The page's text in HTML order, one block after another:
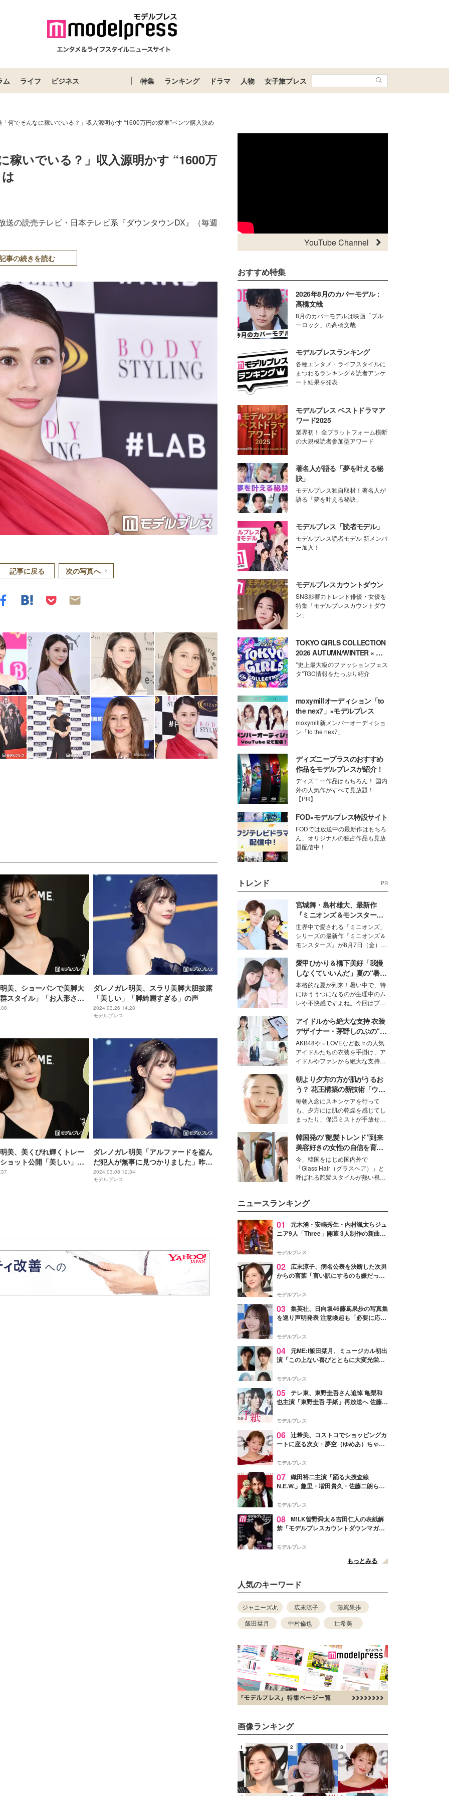
ム ライフ ビジネス 特集 ランキング ドラマ 人物 女子旅プレス
何でそんなに稼いでいる？」収入源明かす “1600万円の愛車”ベンツ購入決め
稼いでいる？」収入源明かす “1600万
の読売テレビ・日本テレビ系『ダウンタウンDX』（毎週
事の続きを読む
記事に戻る 次の写真へ
美、ショーパンで美脚大
スタイル」「お人形さん
ダレノガレ明美、スラリ美脚大胆披露
「美しい」「脚綺麗すぎる」の声
2024.03.26 14:28
モデルプレス
美、美くびれ輝くトレー
ョット公開「美しい」
」の声
ダレノガレ明美「アルファードを盗ん
だ犯人が無事に見つかりました」昨年
10月に盗難被害
2024.03.08 12:34
モデルプレス
YouTube Channel
おすすめ特集
2026年8月のカバーモデル：
高橋文哉
8月のカバーモデルは映画「ブル
ーロック」の高橋文哉
モデルプレスランキング
各種エンタメ・ライフスタイルに
まつわるランキング＆読者アンケ
ート結果を発表
モデルプレス ベストドラマア
ワード2025
業界初！ 全プラットフォーム横断
の大規模読者参加型アワード
著名人が語る「夢を叶える秘
訣」
モデルプレス独自取材！著名人が
語る「夢を叶える秘訣」
モデルプレス「読者モデル」
モデルプレス読者モデル 新メンバ
ー加入！
モデルプレスカウントダウン
SNS影響力トレンド俳優・女優を
特集「モデルプレスカウントダウ
ン」
TOKYO GIRLS COLLECTION
2026 AUTUMN/WINTER × モ
デルプレス
"史上最大級のファッションフェス
タ"TGC情報をたっぷり紹介
moxymillオーディション「to
the nex7」×モデルプレス
moxymill新メンバーオーディショ
ン「to the nex7」
ディズニープラスのおすすめ
作品をモデルプレスが紹介！
ディズニー作品はもちろん！ 国内
外の人気作がすべて見放題！
【PR】
FOD×モデルプレス特設サイト
FODでは放送中の最新作はもちろ
ん、オリジナルの独占作品も見放
題配信中！
トレンド PR
宮城舞・島村雄大、最新作
『ミニオンズ＆モンスター
ズ』の魅力熱弁 ハチャメチャ
だけじゃない“友情と絆”に感
動
世界中で愛される「ミニオンズ」
シリーズの最新作『ミニオンズ＆
モンスターズ』が8月7日（金）に
ニオン好き”という共通点を持つモ
デルの宮城舞と島村雄大の特別対
談をお届け！それぞれの視点か
ら、今作ならではの魅力や予想外
の感動をもたらす奥深いストーリ
ーについて熱く語り合ってもらっ
た。
愛甲ひかり＆橋下美好「我慢
しなくていいんだ」夏の“暑さ
対策”の新しい選択肢とは？
本格的な夏が到来！暑い中で、特
にゆううつになるのが生理中のム
レや不快感ですよね。今回はプラ
モデル・愛甲ひかりさんと橋下美
好さんを迎えて本音で女子会トー
ク。猛暑のお出かけを快適に過ご
すヒントや、2人が感動した夏の
生理の新常識にも迫りました。
アイドルから絶大な支持 衣装
デザイナー・茅野しのぶの“可
愛い”を作る美学＜「シチズン
クロスシー」インタビュー＞
AKB48や＝LOVEなど数々の人気
アイドルたちの衣装を手掛け、ア
イドルやファンから絶大な支持を
取締役兼クリエイティブディレク
ター・茅野しのぶ。一人ひとりの
個性に寄り添い、魅力を引き出す
衣装作りは、多くの女性たちに勇
気と自信を与え続けている。
朝より夕方の方が肌がうるお
う？ 花王構築の新技術「ウォ
ーターキャプチャリングスキ
ン（捕水肌）」がスキンケア
の常識を変える予感
毎朝入念にスキンケアを行って
も、夕方には肌の乾燥を感じてし
まったり、保湿ミストが手放せな
な美容の常識を大きく変える可能
性を秘めた、革新的な「Water
Capturing Skin（ウォーターキャ
プチャリングスキン：捕水肌）」
技術を、花王が構築した。
韓国発の“艶髪トレンド”到来
美容好きの女性の自信を育む
「ヘアケア事情」って？
今、韓国をはじめ国内外で
「Glass Hair（グラスヘア）」と
呼ばれる艶髪スタイルが熱い視線
して、“髪そのものの美しさ”に改
めて注目する人が増えている様
子。今回は、そんな憧れの艶やか
な髪を日常で叶える、美容好きの
ます。
ニュースランキング
01
元木湧・安嶋秀生・内村颯太らジュ
ニア9人「Three」開幕 3人制作の新曲＆
進んで夢を掴みたい」【ゲネプロレポ】
モデルプレス
02
広末涼子、病名公表を決断した次男
からの言葉「言い訳にするのも嫌だっ
モデルプレス
03 集英社、日向坂46藤嶌果歩の写真集
を巡り声明発表 注意喚起も「必要に応じ
モデルプレス
04 元ME:I飯田栞月、ミュージカル初出
演「この上ない喜びとともに大変光栄」
ャスト発表
モデルプレス
05 テレ東、東野圭吾さん追悼 亀梨和
也主演「東野圭吾 手紙」再放送へ 佐藤隆
モデルプレス
06 辻希美、コストコでショッピングカ
ートに座る次女・夢空（ゆめあ）ちゃん
ぎ」「成長を感じる」の声
モデルプレス
07 織田裕二主演「踊る大捜査線
N.E.W.」趣里・増田貴久・佐藤二朗ら新
徴する“謎のキーワード”も
モデルプレス
08 M!LK曽野舜太＆吉田仁人の表紙解
禁「モデルプレスカウントダウンマガジ
モデルプレス
もっとみる
人気のキーワード
ジャニーズJr. 広末涼子
藤嶌果歩
飯田栞月
中村倫也 辻希美
画像ランキング
1 2 3